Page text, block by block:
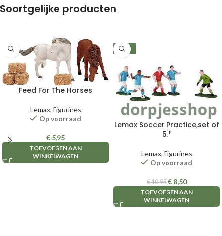
Soortgelijke producten
Feed For The Horses
Lemax, Figurines
Op voorraad
€ 5,95
TOEVOEGEN AAN
WINKELWAGEN
-22%
Lemax Soccer Practice,set of
5.*
Lemax, Figurines
Op voorraad
€10,95 €8,50
TOEVOEGEN AAN
WINKELWAGEN